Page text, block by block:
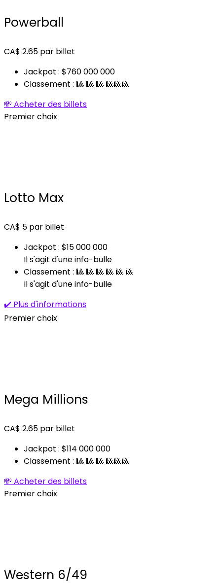
Powerball
CA$ 2.65 par billet
Jackpot : $760 000 000
Classement : 🎱 🎱 🎱 🎱🎱🎱
💸 Acheter des billets
Premier choix
Lotto Max
CA$ 5 par billet
Jackpot : $15 000 000
Il s'agit d'une info-bulle
Classement : 🎱 🎱 🎱 🎱 🎱 🎱
Il s'agit d'une info-bulle
✔️ Plus d'informations
Premier choix
Mega Millions
CA$ 2.65 par billet
Jackpot : $114 000 000
Classement : 🎱 🎱 🎱 🎱🎱🎱
💸 Acheter des billets
Premier choix
Western 6/49